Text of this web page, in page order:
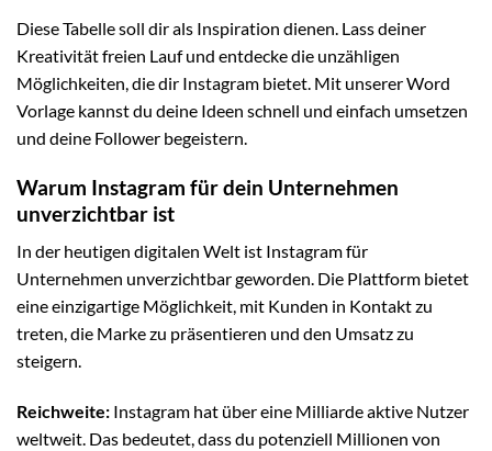
Diese Tabelle soll dir als Inspiration dienen. Lass deiner
Kreativität freien Lauf und entdecke die unzähligen
Möglichkeiten, die dir Instagram bietet. Mit unserer Word
Vorlage kannst du deine Ideen schnell und einfach umsetzen
und deine Follower begeistern.
Warum Instagram für dein Unternehmen
unverzichtbar ist
In der heutigen digitalen Welt ist Instagram für
Unternehmen unverzichtbar geworden. Die Plattform bietet
eine einzigartige Möglichkeit, mit Kunden in Kontakt zu
treten, die Marke zu präsentieren und den Umsatz zu
steigern.
Reichweite: Instagram hat über eine Milliarde aktive Nutzer
weltweit. Das bedeutet, dass du potenziell Millionen von